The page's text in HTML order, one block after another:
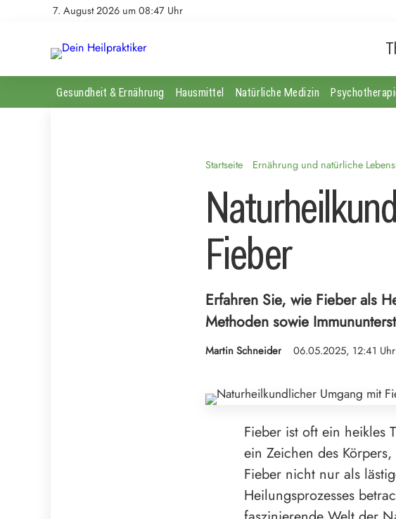
7. August 2026 um 08:47 Uhr
Gesundheit & Ernährung Hausmittel Natürliche Medizin
Startseite Ernährung und natürliche
Fieber
Erfahren Sie, wie Fieber als
Methoden sowie
Martin Schneider 06.05.2025, 12:41 Uhr
Fieber ist oft ein heikles
ein Zeichen des
Fieber nicht nur als
Heilungsprozesses